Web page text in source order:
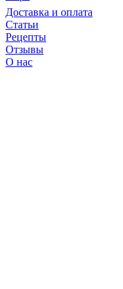
Доставка и оплата
Статьи
Рецепты
Отзывы
О нас